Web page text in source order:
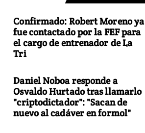
Confirmado: Robert Moreno ya
fue contactado por la FEF para
el cargo de entrenador de La
Tri
Daniel Noboa responde a
Osvaldo Hurtado tras llamarlo
"criptodictador": "Sacan de
nuevo al cadáver en formol"